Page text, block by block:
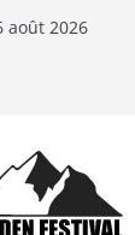
août 2026